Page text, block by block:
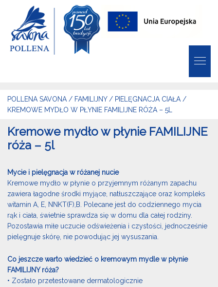
POLLENA SAVONA / FAMILIJNY/ PIELĘGNACJA CIAŁA /
KREMOWE MYDŁO W PŁYNIE FAMILIJNE RÓŻA – 5L
Kremowe mydło w płynie FAMILIJNE
róża – 5l
Mycie i pielęgnacja w różanej nucie
Kremowe mydło w płynie o przyjemnym różanym zapachu
zawiera łagodne środki myjące, natłuszczające oraz kompleks
witamin A, E, NNKT(F),B. Polecane jest do codziennego mycia
rąk i ciała, świetnie sprawdza się w domu dla całej rodziny.
Pozostawia miłe uczucie odświeżenia i czystości, jednocześnie
pielęgnuje skórę, nie powodując jej wysuszania.
Co jeszcze warto wiedzieć o kremowym mydle w płynie
FAMILIJNY róża?
• Zostało przetestowane dermatologicznie